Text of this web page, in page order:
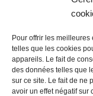
Pour offrir les
telles que les cookies
appareils. Le fait de
des données telles que
sur ce site. Le fait de ne
avoir un effet négatif sur
lundi et jeudi de 9h à
mardi et vendredi de